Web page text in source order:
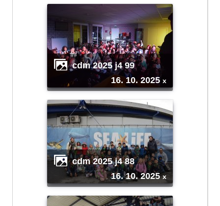
cdm 2025 j4 99
16. 10. 2025x
cdm 2025 j4 88
16. 10. 2025x